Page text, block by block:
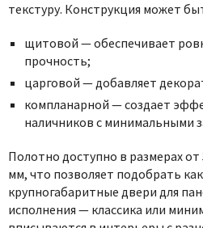
текстуру. Конструкция может
щитовой — обеспечивает
прочность;
царговой — добавляет
компланарной — создает
наличников с минимальными
Полотно доступно в размерах от
мм, что позволяет подобрать
крупногабаритные двери для
исполнения — классика или